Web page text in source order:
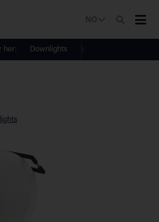
NO
her: Downlights